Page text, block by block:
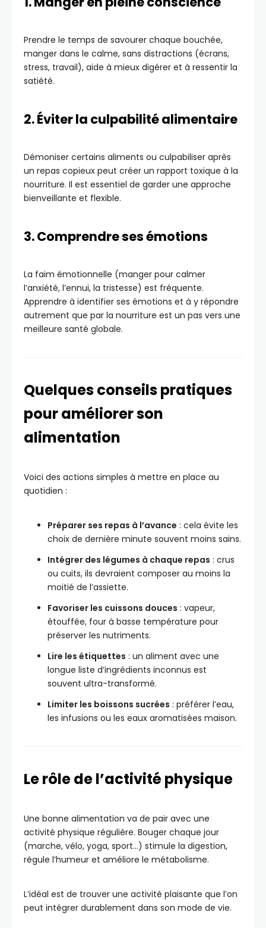
Prendre le temps de savourer chaque bouchée,
manger dans le calme, sans distractions (écrans,
stress, travail), aide à mieux digérer et à ressentir la
satiété.
2. Éviter la culpabilité alimentaire
Démoniser certains aliments ou culpabiliser après
un repas copieux peut créer un rapport toxique à la
nourriture. Il est essentiel de garder une approche
bienveillante et flexible.
3. Comprendre ses émotions
La faim émotionnelle (manger pour calmer
l’anxiété, l’ennui, la tristesse) est fréquente.
Apprendre à identifier ses émotions et à y répondre
autrement que par la nourriture est un pas vers une
meilleure santé globale.
Quelques conseils pratiques
pour améliorer son
alimentation
Voici des actions simples à mettre en place au
quotidien :
Préparer ses repas à l’avance : cela évite les
choix de dernière minute souvent moins sains.
Intégrer des légumes à chaque repas : crus
ou cuits, ils devraient composer au moins la
moitié de l’assiette.
Favoriser les cuissons douces : vapeur,
étouffée, four à basse température pour
préserver les nutriments.
Lire les étiquettes : un aliment avec une
longue liste d’ingrédients inconnus est
souvent ultra-transformé.
Limiter les boissons sucrées : préférer l’eau,
les infusions ou les eaux aromatisées maison.
Le rôle de l’activité physique
Une bonne alimentation va de pair avec une
activité physique régulière. Bouger chaque jour
(marche, vélo, yoga, sport…) stimule la digestion,
régule l’humeur et améliore le métabolisme.
L’idéal est de trouver une activité plaisante que l’on
peut intégrer durablement dans son mode de vie.